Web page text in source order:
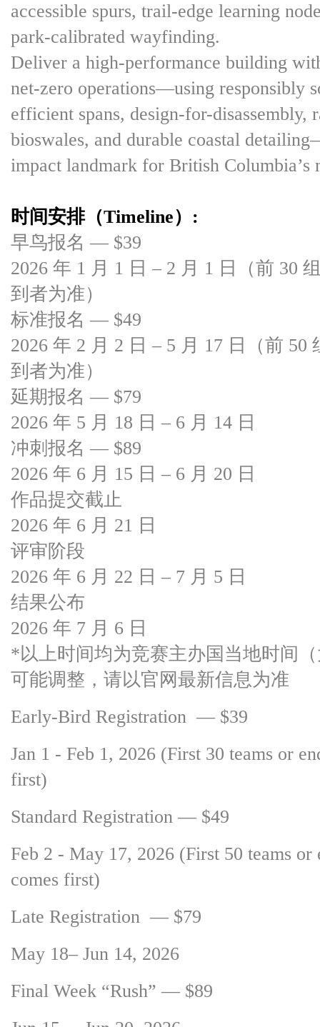
accessible spurs, trail-edge learning
park-calibrated wayfinding.
Deliver a high-performance building
net-zero operations—using responsibly
efficient spans, design-for-disassembly,
bioswales, and durable coastal
impact landmark for British Columbia’s
时间安排（Timeline）:
早鸟报名 — $39
2026 年 1 月 1 日 – 2 月 1 日（前 30
到者为准）
标准报名 — $49
2026 年 2 月 2 日 – 5 月 17 日（前
到者为准）
延期报名 — $79
2026 年 5 月 18 日 – 6 月 14 日
冲刺报名 — $89
2026 年 6 月 15 日 – 6 月 20 日
作品提交截止
2026 年 6 月 21 日
评审阶段
2026 年 6 月 22 日 – 7 月 5 日
结果公布
2026 年 7 月 6 日
*以上时间均为竞赛主办国当地时间
可能调整，请以官网最新信息为准
Early-Bird Registration — $39
Jan 1 - Feb 1, 2026 (First 30 teams or
first)
Standard Registration — $49
Feb 2 - May 17, 2026 (First 50 teams or
comes first)
Late Registration — $79
May 18– Jun 14, 2026
Final Week “Rush” — $89